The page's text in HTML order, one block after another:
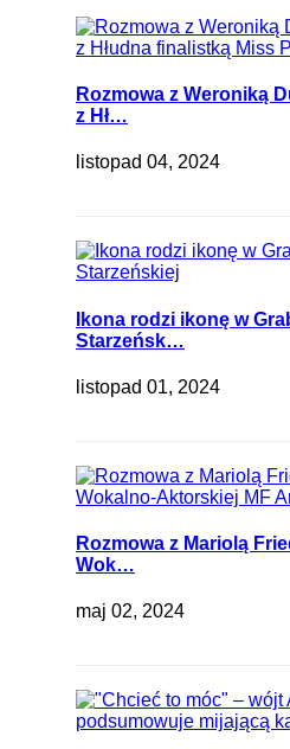
Rozmowa z Weroniką
z Hł…
listopad 04, 2024
Ikona rodzi ikonę w
Starzeńsk…
listopad 01, 2024
Rozmowa z Mariolą
Wok…
maj 02, 2024